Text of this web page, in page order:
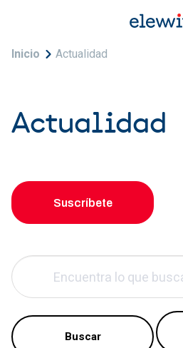
Sobrescribir enlaces de
Inicio Actualidad
Actualidad
Suscríbete